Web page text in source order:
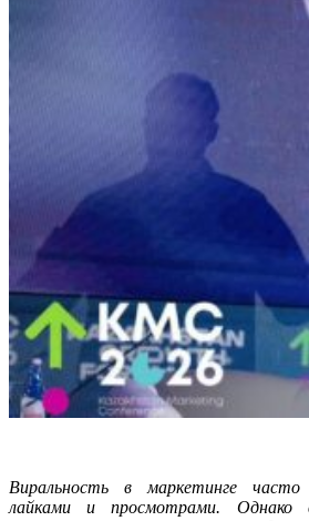
Виральность в маркетинге
лайками и просмотрами. Однако